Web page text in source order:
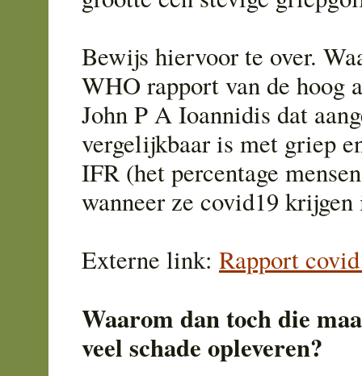
Bewijs hiervoor te over.
WHO rapport van de hoog
John P A Ioannidis dat
vergelijkbaar is met griep
IFR (het percentage
wanneer ze covid19
Externe link: Rapport
Waarom dan toch die
veel schade opleveren?